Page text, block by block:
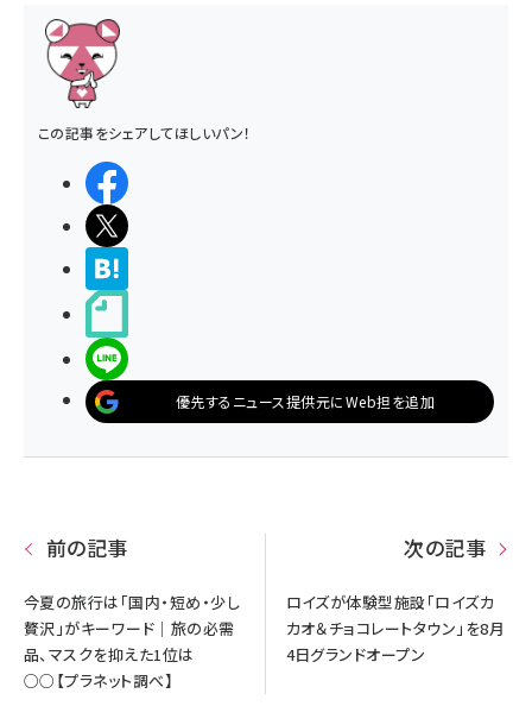
この記事をシェアしてほしいパン！
優先するニュース提供元にWeb担を追加
前の記事
今夏の旅行は「国内・短め・少し
贅沢」がキーワード｜旅の必需
品、マスクを抑えた1位は
○○【プラネット調べ】
次の記事
ロイズが体験型施設「ロイズカ
カオ＆チョコレートタウン」を8月
4日グランドオープン